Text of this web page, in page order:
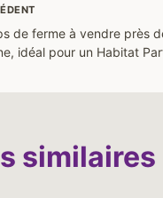
de ferme à vendre près
idéal pour un Habitat
similaires